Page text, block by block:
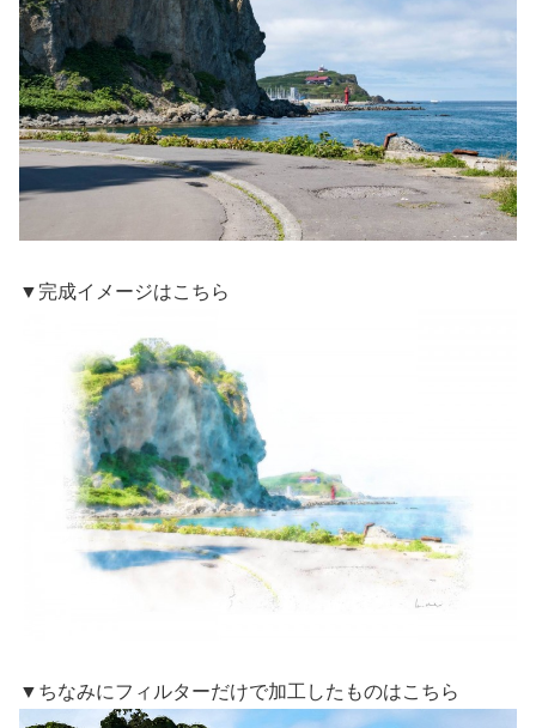
▼完成イメージはこちら
▼ちなみにフィルターだけで加工したものはこちら